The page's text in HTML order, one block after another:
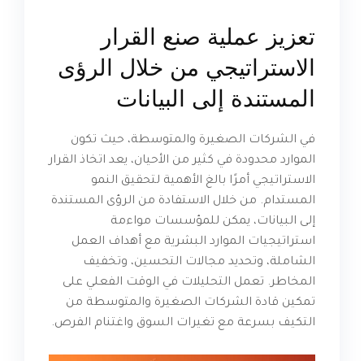
تعزيز عملية صنع القرار
الاستراتيجي من خلال الرؤى
المستندة إلى البيانات
في الشركات الصغيرة والمتوسطة، حيث تكون
الموارد محدودة في كثير من الأحيان، يعد اتخاذ القرار
الاستراتيجي أمرًا بالغ الأهمية لتحقيق النمو
المستدام. من خلال الاستفادة من الرؤى المستندة
إلى البيانات، يمكن للمؤسسات مواءمة
استراتيجيات الموارد البشرية مع أهداف العمل
الشاملة، وتحديد مجالات التحسين، وتخفيف
المخاطر. تعمل التحليلات في الوقت الفعلي على
تمكين قادة الشركات الصغيرة والمتوسطة من
التكيف بسرعة مع تغيرات السوق واغتنام الفرص.